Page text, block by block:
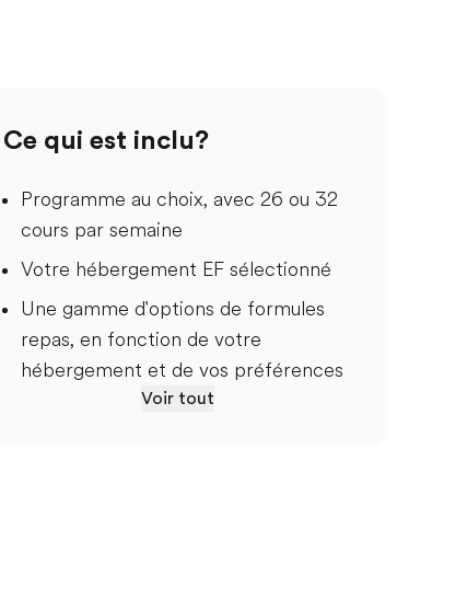
Ce qui est inclu?
Programme au choix, avec 26 ou 32
cours par semaine
Votre hébergement EF sélectionné
Une gamme d'options de formules
repas, en fonction de votre
hébergement et de vos préférences
Voir tout